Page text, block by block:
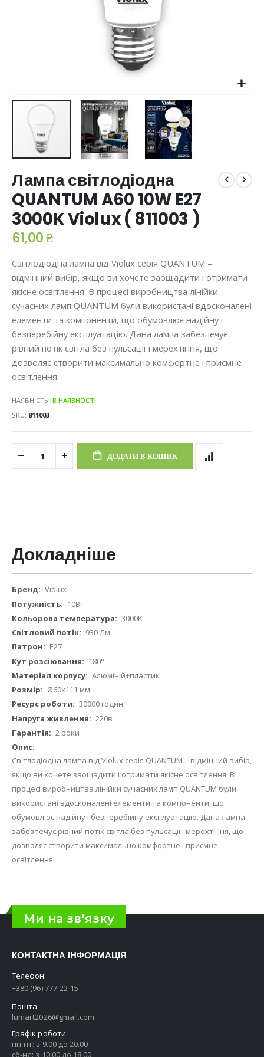
до
початку
галереї
зображень
Лампа світлодіодна
QUANTUM A60 10W E27
3000K Violux ( 811003 )
61,00 ₴
Світлодіодна лампа від Violux серія QUANTUM –
відмінний вибір, якщо ви хочете заощадити і отримати
якісне освітлення. В процесі виробництва лінійки
сучасних ламп QUANTUM були використані вдосконалені
елементи та компоненти, що обумовлює надійну і
безперебійну експлуатацію. Дана лампа забезпечує
рівний потік світла без пульсації і мерехтіння, що
дозволяє створити максимально комфортне і приємне
освітлення.
НАЯВНІСТЬ: В НАЯВНОСТІ
SKU 811003
ДОДАТИ В КОШИК
Докладніше
ДокладнішеViolux
10Вт
3000K
930 Лм
Е27
180°
Алюміній+пластик
Ø60х111 мм
30000 годин
220в
2 роки
Світлодіодна лампа відViolux серія QUANTUM – відмінний вибір,
якщо ви хочете заощадити і отримати якісне освітлення. В
процесі виробництва лінійки сучасних ламп QUANTUM були
використані вдосконалені елементи та компоненти, що
обумовлює надійну і безперебійну експлуатацію. Дана лампа
забезпечує рівний потік світла без пульсації і мерехтіння, що
дозволяє створити максимально комфортне і приємне
освітлення.
Ми на зв'язку
КОНТАКТНА ІНФОРМАЦІЯ
Телефон:
+380 (96) 777-22-15
Пошта:
lumart2026@gmail.com
Графік роботи:
пн-пт: з 9.00 до 20.00
сб-нд: з 10.00 до 18.00